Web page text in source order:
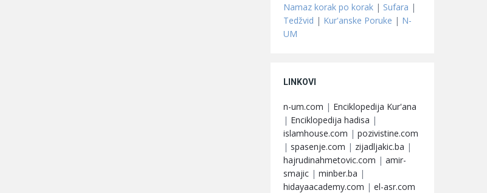
Namaz korak po korak | Sufara |
Tedžvid | Kur'anske Poruke | N-
UM
LINKOVI
n-um.com | Enciklopedija Kur'ana
| Enciklopedija hadisa |
islamhouse.com | pozivistine.com
| spasenje.com | zijadljakic.ba |
hajrudinahmetovic.com | amir-
smajic | minber.ba |
hidayaacademy.com | el-asr.com